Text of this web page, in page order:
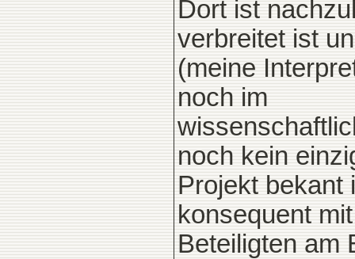
Dort ist
verbreitet ist
(meine
noch im
noch kein
Projekt bekant
konsequent
Beteiligten am